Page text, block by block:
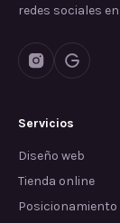
redes sociales
Servicios
Diseño web
Tienda online
Posicionamiento